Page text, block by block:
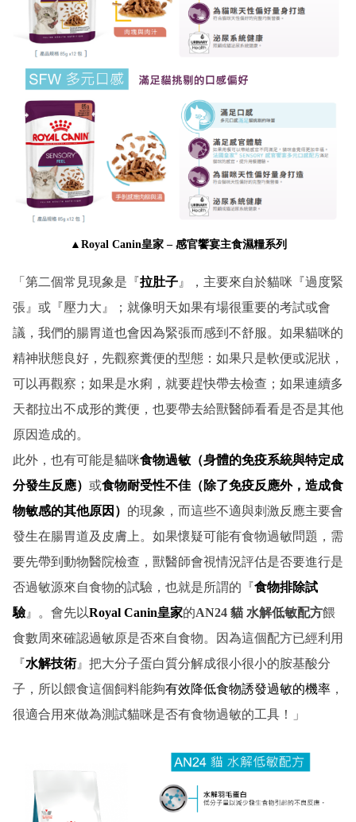
▲Royal Canin皇家 – 感官饗宴主食濕糧系列
「第二個常見現象是『拉肚子 』，主要來自於貓咪『過度緊
張』或『壓力大』；就像明天如果有場很重要的考試或會
議，我們的腸胃道也會因為緊張而感到不舒服。如果貓咪的
精神狀態良好，先觀察糞便的型態：如果只是軟便或泥狀，
可以再觀察；如果是水痢，就要趕快帶去檢查；如果連續多
天都拉出不成形的糞便，也要帶去給獸醫師看看是否是其他
原因造成的。
此外，也有可能是貓咪食物過敏（身體的免疫系統與特定成
分發生反應） 或食物耐受性不佳（除了免疫反應外，造成食
物敏感的其他原因） 的現象，而這些不適與刺激反應主要會
發生在腸胃道及皮膚上。如果懷疑可能有食物過敏問題，需
要先帶到動物醫院檢查，獸醫師會視情況評估是否要進行是
否過敏源來自食物的試驗，也就是所謂的『食物排除試
驗』。會先以Royal Canin皇家的AN24 貓 水解低敏配方餵
食數周來確認過敏原是否來自食物。因為這個配方已經利用
『水解技術』把大分子蛋白質分解成很小很小的胺基酸分
子，所以餵食這個飼料能夠有效降低食物誘發過敏的機率 ，
很適合用來做為測試貓咪是否有食物過敏的工具！」